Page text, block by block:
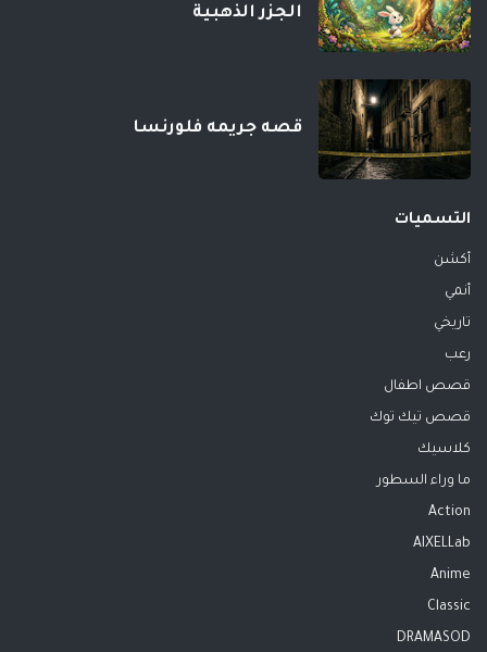
الجزر الذهبية
قصه جريمه فلورنسا
التسميات
أكشن
أنمي
تاريخي
رعب
قصص اطفال
قصص تيك توك
كلاسيك
ما وراء السطور
Action
AIXELLab
Anime
Classic
DRAMASOD